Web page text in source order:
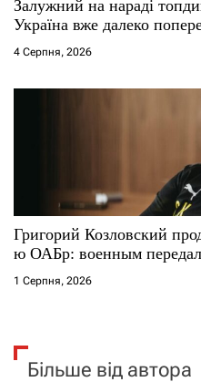
Залужний на нараді
Україна вже далеко
4 Серпня, 2026
Григорий Козловский
ю ОАБр: военным
1 Серпня, 2026
Більше від автора